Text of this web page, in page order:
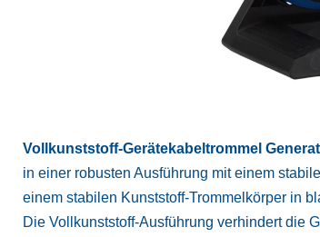
Vollkunststoff-Gerätekabeltrommel
in einer robusten Ausführung mit einem
einem stabilen Kunststoff-Trommelkörper in
Die Vollkunststoff-Ausführung verhindert die